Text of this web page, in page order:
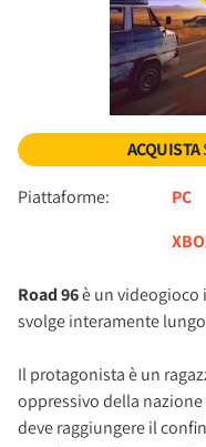
ACQUISTA
Piattaforme: PC
Road 96è un videogioco
svolge interamente
Il protagonista è un
oppressivo della
deve raggiungere il